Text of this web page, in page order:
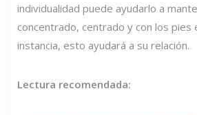
individualidad puede ayudarlo a
concentrado, centrado y con los pies
instancia, esto ayudará a su relación.
Lectura recomendada: